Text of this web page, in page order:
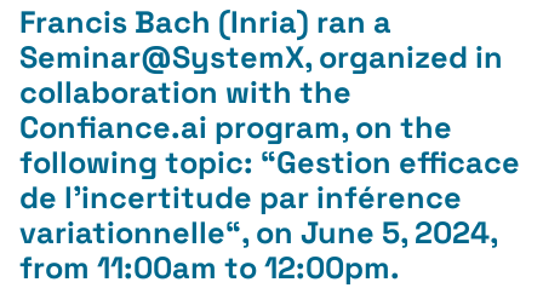
Francis Bach (Inria) ran a
Seminar@SystemX, organized in
collaboration with the
Confiance.ai program, on the
following topic: “Gestion efficace
de l’incertitude par inférence
variationnelle“, on June 5, 2024,
from 11:00am to 12:00pm.